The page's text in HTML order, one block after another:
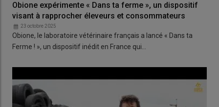
Obione expérimente « Dans ta ferme », un dispositif
visant à rapprocher éleveurs et consommateurs
23 octobre 2025
Obione, le laboratoire vétérinaire français a lancé « Dans ta
Ferme ! », un dispositif inédit en France qui…